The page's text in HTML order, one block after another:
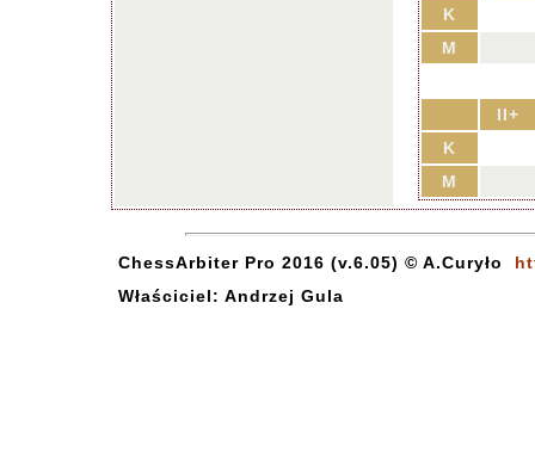
K
M
II+
K
M
ChessArbiter Pro 2016 (v.6.05) © A.Curyło
Właściciel: Andrzej Gula